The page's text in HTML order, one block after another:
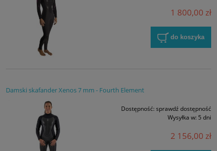
1 800,00 zł
do koszyka
Damski skafander Xenos 7 mm - Fourth Element
Dostępność: sprawdź dostępność
Wysyłka w: 5 dni
2 156,00 zł